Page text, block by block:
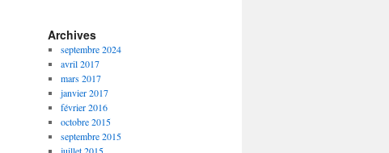
Archives
septembre 2024
avril 2017
mars 2017
janvier 2017
février 2016
octobre 2015
septembre 2015